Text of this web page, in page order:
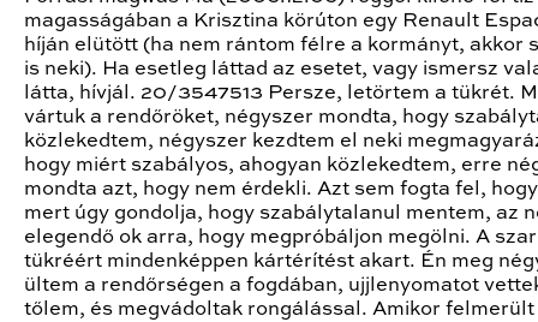
magasságában a Krisztina körúton egy Renault
híján elütött (ha nem rántom félre a kormányt, akkor
is neki). Ha esetleg láttad az esetet, vagy ismersz
látta, hívjál. 20/3547513 Persze, letörtem a tükrét.
vártuk a rendőröket, négyszer mondta, hogy
közlekedtem, négyszer kezdtem el neki
hogy miért szabályos, ahogyan közlekedtem, erre
mondta azt, hogy nem érdekli. Azt sem fogta fel,
mert úgy gondolja, hogy szabálytalanul mentem, az
elegendő ok arra, hogy megpróbáljon megölni. A
tükréért mindenképpen kártérítést akart. Én meg
ültem a rendőrségen a fogdában, ujjlenyomatot
tőlem, és megvádoltak rongálással. Amikor felmerült